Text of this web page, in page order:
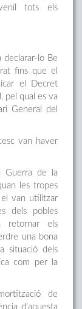
tots els
lo Be
fins que el
el Decret
pel qual es va
General del
van haver
Guerra de la
les tropes
van utilitzar
dels pobles
retornar els
una bona
situació dels
com per la
de
d'aquesta